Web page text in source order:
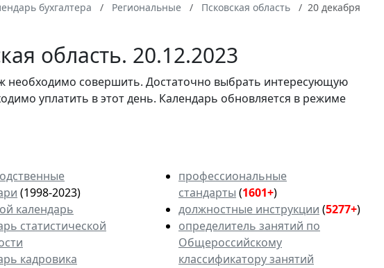
бухгалтера Региональные Псковская область
20 декабря
область. 20.12.2023
необходимо совершить. Достаточно выбрать интересующую
уплатить в этот день. Календарь обновляется в режиме
(1998-2023)
календарь
статистической
кадровика
профессиональные
стандарты (1601+)
должностные инструкции (5277+)
определитель занятий по
Общероссийскому
классификатору занятий